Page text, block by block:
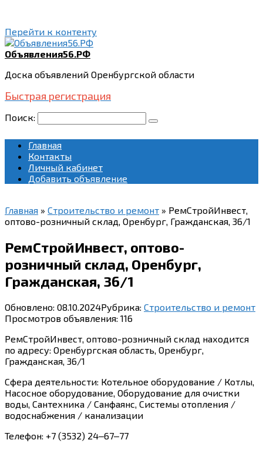
Перейти к контенту
Объявления56.РФ
Доска объявлений Оренбургской области
Быстрая регистрация
Поиск:
Главная
Контакты
Личный кабинет
Добавить объявление
Главная » Строительство и ремонт » РемСтройИнвест,
оптово-розничный склад, Оренбург, Гражданская, 36/1
РемСтройИнвест, оптово-
розничный склад, Оренбург,
Гражданская, 36/1
Обновлено: 08.10.2024Рубрика: Строительство и ремонт
Просмотров объявления: 116
РемСтройИнвест, оптово-розничный склад находится
по адресу: Оренбургская область, Оренбург,
Гражданская, 36/1
Сфера деятельности: Котельное оборудование / Котлы,
Насосное оборудование, Оборудование для очистки
воды, Сантехника / Санфаянс, Системы отопления /
водоснабжения / канализации
Телефон: +7 (3532) 24‒67‒77